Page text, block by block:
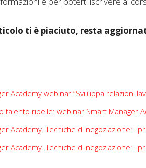
ti è piaciuto, resta
Academy webinar “Sviluppa relazioni
talento ribelle: webinar Smart Manager
Academy. Tecniche di negoziazione: i
Academy. Tecniche di negoziazione: i